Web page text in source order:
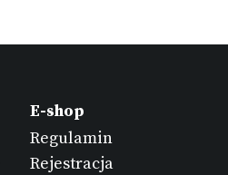
E-shop
Regulamin
Rejestracja